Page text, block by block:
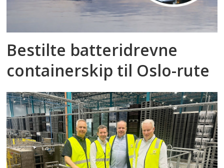
Bestilte batteridrevne
containerskip til Oslo-rute